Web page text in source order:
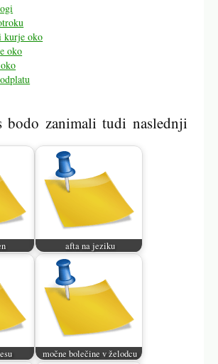
kurje oko
oko
bodo zanimali tudi naslednji
afta na jeziku
močne bolečine v želodcu